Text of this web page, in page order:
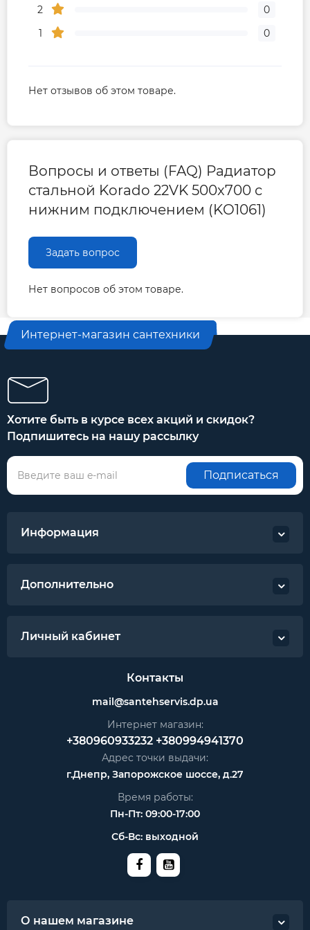
Глубина, мм
Длина радиатора, мм 700
Межосевое расстояние, мм 50
Гарантия
Гарантия производителя, мес
2
0
1
0
Нет отзывов об этом товаре.
Вопросы и ответы (FAQ) Радиатор
стальной Korado 22VK 500x700 с
нижним подключением (KO1061)
Задать вопрос
Нет вопросов об этом товаре.
Интернет-магазин сантехники
Хотите быть в курсе всех акций и скидок?
Подпишитесь на нашу рассылку
Подписаться
Информация
Дополнительно
Личный кабинет
Контакты
mail@santehservis.dp.ua
Интернет магазин:
+380960933232 +380994941370
Адрес точки выдачи:
г.Днепр, Запорожское шоссе, д.27
Время работы:
Пн-Пт: 09:00-17:00
Сб-Вс: выходной
О нашем магазине